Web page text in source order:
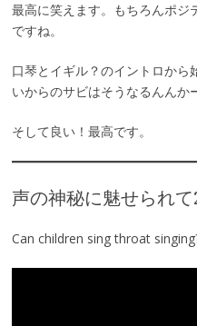
最高に笑えます。もちろんポジ
ですね。
口琴とイギル？のイントロから
いからのサビはそうなるんんか
そして良い！最高です。
声の神秘に魅せられて
Can children sing throat